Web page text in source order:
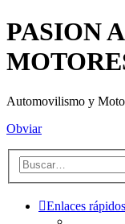
PASION
Automovilismo y
Obviar
Enlaces rápidos